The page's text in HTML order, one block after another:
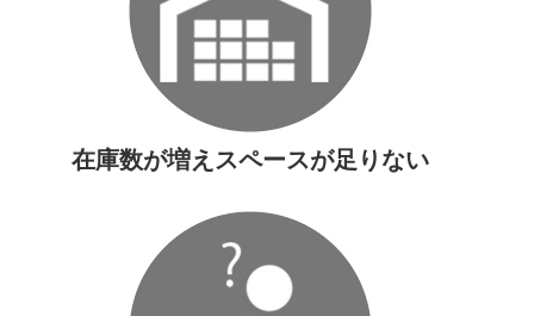
在庫数が増えスペースが足りない